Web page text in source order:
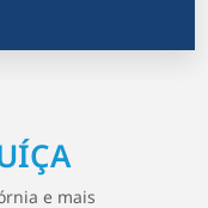
e mais